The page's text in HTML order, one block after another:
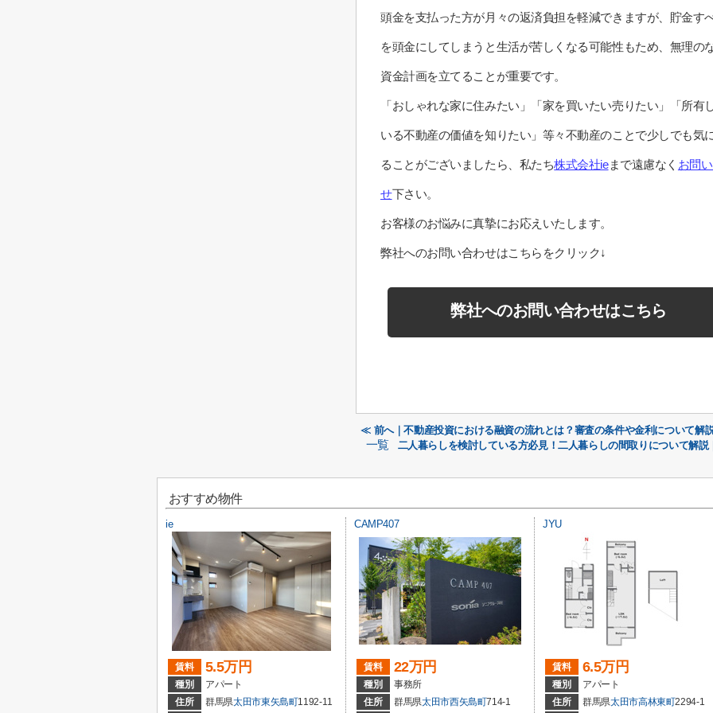
頭金を支払った方が月々の返済負担を軽減できますが、貯金す
を頭金にしてしまうと生活が苦しくなる可能性もため、無理の
資金計画を立てることが重要です。
「おしゃれな家に住みたい」「家を買いたい売りたい」「所有
いる不動産の価値を知りたい」等々不動産のことで少しでも気
ることがございましたら、私たち株式会社ieまで遠慮なく お問
せ下さい。
お客様のお悩みに真摯にお応えいたします。
弊社へのお問い合わせはこちらをクリック↓
弊社へのお問い合わせはこちら
≪ 前へ｜不動産投資における融資の流れとは？審査の条件や金利について解説
一覧
二人暮らしを検討している方必見！二人暮らしの間取りについて解
おすすめ物件
ie
賃料 5.5万円
種別
アパート
住所
群馬県太田市東矢島町1192-11
CAMP407
賃料 22万円
種別
事務所
住所
群馬県太田市西矢島町714-1
JYU
賃料 6.5万円
種別
アパート
住所
群馬県太田市高林東町2294-1